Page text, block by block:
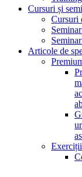
Cursuri și
Cursuri
Articole de
Exerciții